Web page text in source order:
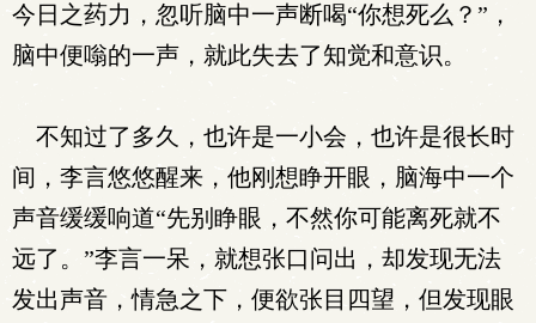
今日之药力，忽听脑中一声断喝“你想死么？”，
脑中便嗡的一声，就此失去了知觉和意识。
不知过了多久，也许是一小会，也许是很长时
间，李言悠悠醒来，他刚想睁开眼，脑海中一个
声音缓缓响道“先别睁眼，不然你可能离死就不
远了。”李言一呆，就想张口问出，却发现无法
发出声音，情急之下，便欲张目四望，但发现眼